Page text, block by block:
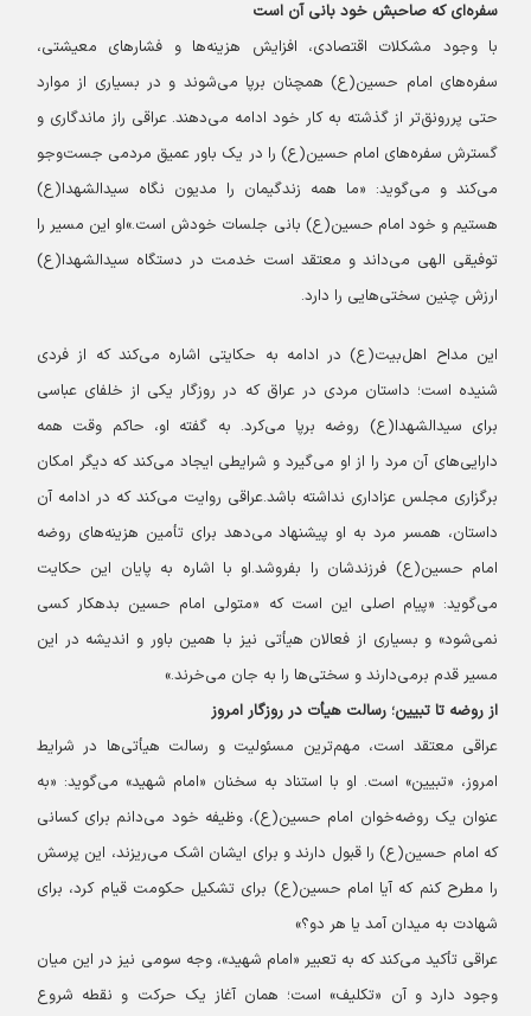
سفره‌ای که صاحبش خود بانی آن است
با وجود مشکلات اقتصادی، افزایش هزینه‌ها و فشارهای معیشتی،
سفره‌های امام حسین(ع) همچنان برپا می‌شوند و در بسیاری از موارد
حتی پررونق‌تر از گذشته به کار خود ادامه می‌دهند. عراقی راز ماندگاری و
گسترش سفره‌های امام حسین(ع) را در یک باور عمیق مردمی جست‌وجو
می‌کند و می‌گوید: «ما همه زندگیمان را مدیون نگاه سیدالشهدا(ع)
هستیم و خود امام حسین(ع) بانی جلسات خودش است.»او این مسیر را
توفیقی الهی می‌داند و معتقد است خدمت در دستگاه سیدالشهدا(ع)
ارزش چنین سختی‌هایی را دارد.
این مداح اهل‌بیت(ع) در ادامه به حکایتی اشاره می‌کند که از فردی
شنیده است؛ داستان مردی در عراق که در روزگار یکی از خلفای عباسی
برای سیدالشهدا(ع) روضه برپا می‌کرد. به گفته او، حاکم وقت همه
دارایی‌های آن مرد را از او می‌گیرد و شرایطی ایجاد می‌کند که دیگر امکان
برگزاری مجلس عزاداری نداشته باشد.عراقی روایت می‌کند که در ادامه آن
داستان، همسر مرد به او پیشنهاد می‌دهد برای تأمین هزینه‌های روضه
امام حسین(ع) فرزندشان را بفروشد.او با اشاره به پایان این حکایت
می‌گوید: «پیام اصلی این است که «متولی امام حسین بدهکار کسی
نمی‌شود» و بسیاری از فعالان هیأتی نیز با همین باور و اندیشه در این
مسیر قدم برمی‌دارند و سختی‌ها را به جان می‌خرند.»
از روضه تا تبیین؛ رسالت هیأت در روزگار امروز
عراقی معتقد است، مهم‌ترین مسئولیت و رسالت هیأتی‌ها در شرایط
امروز، «تبیین» است. او با استناد به سخنان «امام شهید» می‌گوید: «به
عنوان یک روضه‌خوان امام حسین(ع)، وظیفه خود می‌دانم برای کسانی
که امام حسین(ع) را قبول دارند و برای ایشان اشک می‌ریزند، این پرسش
را مطرح کنم که آیا امام حسین(ع) برای تشکیل حکومت قیام کرد، برای
شهادت به میدان آمد یا هر دو؟»
عراقی تأکید می‌کند که به تعبیر «امام شهید»، وجه سومی نیز در این میان
وجود دارد و آن «تکلیف» است؛ همان آغاز یک حرکت و نقطه شروع